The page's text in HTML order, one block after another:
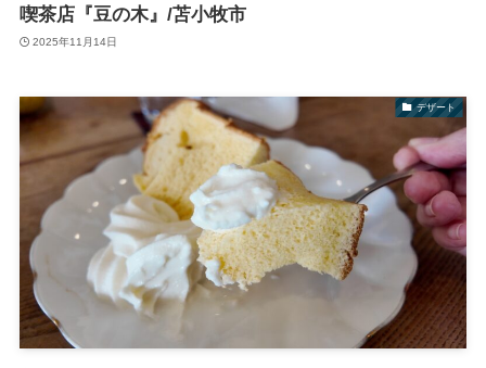
喫茶店『豆の木』/苫小牧市
2025年11月14日
デザート